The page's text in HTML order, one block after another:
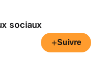
sociaux
+Suivre